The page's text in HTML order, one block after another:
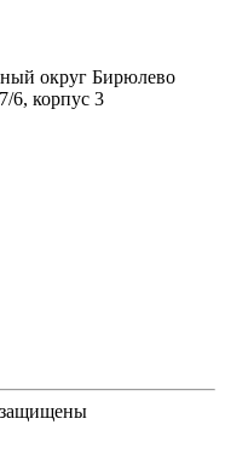
округ Бирюлево
6, корпус 3